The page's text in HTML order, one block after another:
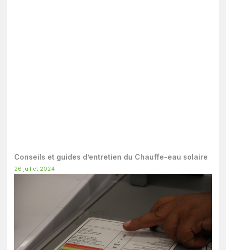
Conseils et guides d’entretien du Chauffe-eau solaire
26 juillet 2024